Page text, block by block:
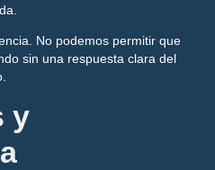
No podemos permitir que
sin una respuesta clara del
y